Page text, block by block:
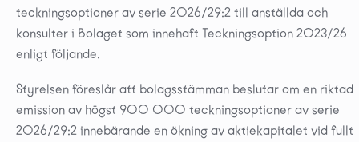
teckningsoptioner av serie 2026/29:2 till anställda och
konsulter i Bolaget som innehaft Teckningsoption 2023/26
enligt följande.
Styrelsen föreslår att bolagsstämman beslutar om en riktad
emission av högst 900 000 teckningsoptioner av serie
2026/29:2 innebärande en ökning av aktiekapitalet vid fullt